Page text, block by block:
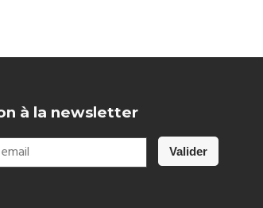
à la newsletter